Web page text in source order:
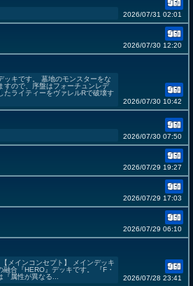
2026/07/31 02:01
2026/07/30 12:20
ッキです。 墓地のモンスターをな
すので、序盤はフォーチュンレデ
たライティーをヴァレルRで破壊す
2026/07/30 10:42
2026/07/30 07:50
2026/07/29 19:27
2026/07/29 17:03
2026/07/29 06:10
メインコンセプト】 メインデッキ
融合『HERO』デッキです。 『F・
『属性が異なる...
2026/07/28 23:41